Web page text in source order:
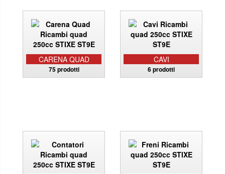
CARENA QUAD
75 prodotti
CAVI
6 prodotti